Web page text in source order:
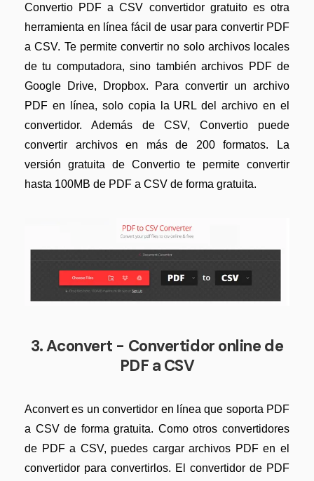
Convertio PDF a CSV convertidor gratuito es otra
herramienta en línea fácil de usar para convertir PDF
a CSV. Te permite convertir no solo archivos locales
de tu computadora, sino también archivos PDF de
Google Drive, Dropbox. Para convertir un archivo
PDF en línea, solo copia la URL del archivo en el
convertidor. Además de CSV, Convertio puede
convertir archivos en más de 200 formatos. La
versión gratuita de Convertio te permite convertir
hasta 100MB de PDF a CSV de forma gratuita.
3. Aconvert - Convertidor online de
PDF a CSV
Aconvert es un convertidor en línea que soporta PDF
a CSV de forma gratuita. Como otros convertidores
de PDF a CSV, puedes cargar archivos PDF en el
convertidor para convertirlos. El convertidor de PDF